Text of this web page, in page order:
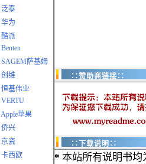
泛泰
华为
酷派
Benten
SAGEM萨基姆
创维
恒基伟业
VERTU
Apple苹果
侨兴
京瓷
卡西欧
∷赞助商链接∷
∷下载说明∷
* 本站所有说明书均